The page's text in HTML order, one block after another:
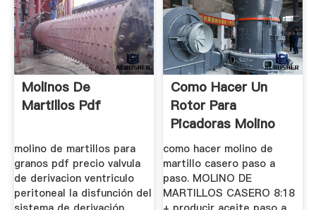
Molinos De
Martillos Pdf
molino de martillos para
granos pdf precio valvula
de derivacion ventriculo
peritoneal la disfunción del
Como Hacer Un
Rotor Para
Picadoras Molino
Martillo
como hacer molino de
martillo casero paso a
paso. MOLINO DE
MARTILLOS CASERO 8:18